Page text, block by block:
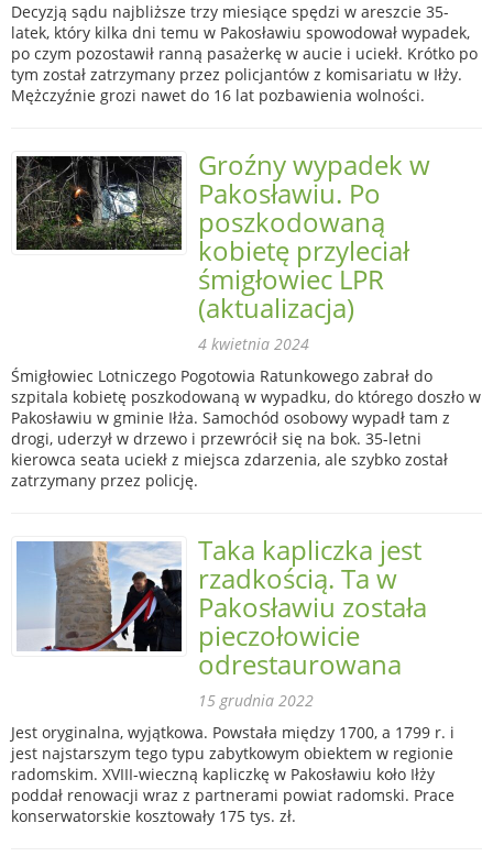
Decyzją sądu najbliższe trzy miesiące spędzi w areszcie 35-
latek, który kilka dni temu w Pakosławiu spowodował wypadek,
po czym pozostawił ranną pasażerkę w aucie i uciekł. Krótko po
tym został zatrzymany przez policjantów z komisariatu w Iłży.
Mężczyźnie grozi nawet do 16 lat pozbawienia wolności.
Groźny wypadek w
Pakosławiu. Po
poszkodowaną
kobietę przyleciał
śmigłowiec LPR
(aktualizacja)
4 kwietnia 2024
Śmigłowiec Lotniczego Pogotowia Ratunkowego zabrał do
szpitala kobietę poszkodowaną w wypadku, do którego doszło w
Pakosławiu w gminie Iłża. Samochód osobowy wypadł tam z
drogi, uderzył w drzewo i przewrócił się na bok. 35-letni
kierowca seata uciekł z miejsca zdarzenia, ale szybko został
zatrzymany przez policję.
Taka kapliczka jest
rzadkością. Ta w
Pakosławiu została
pieczołowicie
odrestaurowana
15 grudnia 2022
Jest oryginalna, wyjątkowa. Powstała między 1700, a 1799 r. i
jest najstarszym tego typu zabytkowym obiektem w regionie
radomskim. XVIII-wieczną kapliczkę w Pakosławiu koło Iłży
poddał renowacji wraz z partnerami powiat radomski. Prace
konserwatorskie kosztowały 175 tys. zł.